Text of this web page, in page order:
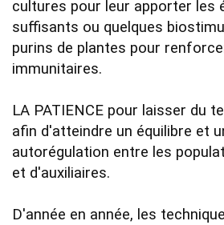
cultures pour leur apporter les
suffisants ou quelques
purins de plantes pour
immunitaires.
LA PATIENCE pour laisser du
afin d'atteindre un équilibre et
autorégulation entre les
et d'auxiliaires.
D'année en année, les